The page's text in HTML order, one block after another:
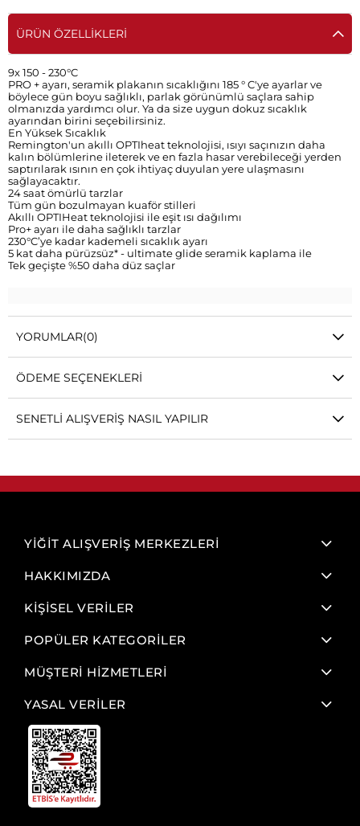
ÜRÜN ÖZELLIKLERI
9x 150 - 230°C
PRO + ayarı, seramik plakanın sıcaklığını 185 ° C'ye ayarlar ve
böylece gün boyu sağlıklı, parlak görünümlü saçlara sahip
olmanızda yardımcı olur. Ya da size uygun dokuz sıcaklık
ayarından birini seçebilirsiniz.
En Yüksek Sıcaklık
Remington'un akıllı OPTIheat teknolojisi, ısıyı saçınızın daha
kalın bölümlerine ileterek ve en fazla hasar verebileceği yerden
saptırılarak ısının en çok ihtiyaç duyulan yere ulaşmasını
sağlayacaktır.
24 saat ömürlü tarzlar
Tüm gün bozulmayan kuaför stilleri
Akıllı OPTIHeat teknolojisi ile eşit ısı dağılımı
Pro+ ayarı ile daha sağlıklı tarzlar
230°C’ye kadar kademeli sıcaklık ayarı
5 kat daha pürüzsüz* - ultimate glide seramik kaplama ile
Tek geçişte %50 daha düz saçlar
YORUMLAR(0)
ÖDEME SEÇENEKLERI
SENETLI ALIŞVERIŞ NASIL YAPILIR
YİĞİT ALIŞVERİŞ MERKEZLERİ
HAKKIMIZDA
KİŞİSEL VERİLER
POPÜLER KATEGORİLER
MÜŞTERİ HİZMETLERİ
YASAL VERİLER